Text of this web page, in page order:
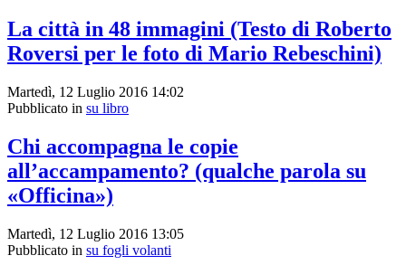
La città in 48 immagini (Testo di Roberto
Roversi per le foto di Mario Rebeschini)
Martedì, 12 Luglio 2016 14:02
Pubblicato in su libro
Chi accompagna le copie
all’accampamento? (qualche parola su
«Officina»)
Martedì, 12 Luglio 2016 13:05
Pubblicato in su fogli volanti